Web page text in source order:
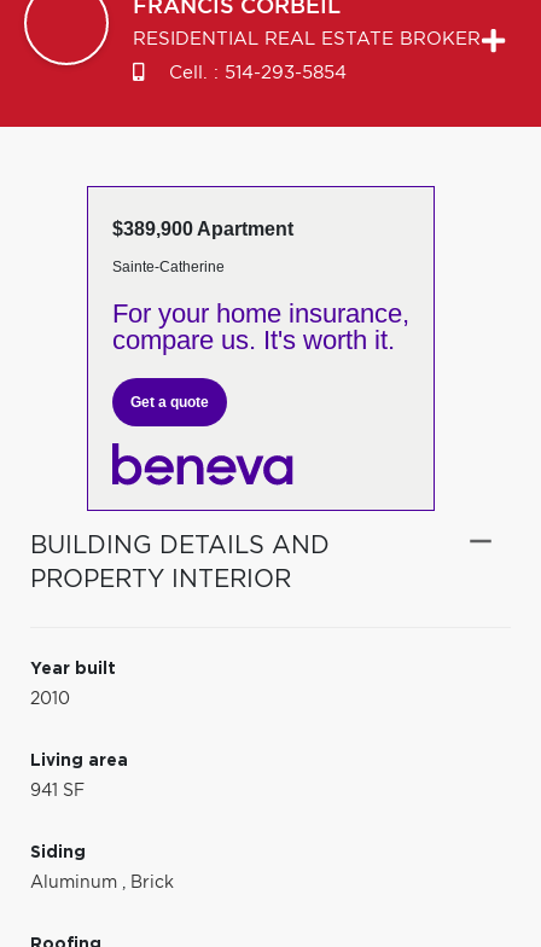
FRANCIS CORBEIL
RESIDENTIAL REAL ESTATE BROKER
Cell. : 514-293-5854
$389,900 Apartment
Sainte-Catherine
For your home insurance,
compare us. It's worth it.
Get a quote
BUILDING DETAILS AND
PROPERTY INTERIOR
Year built
2010
Living area
941 SF
Siding
Aluminum , Brick